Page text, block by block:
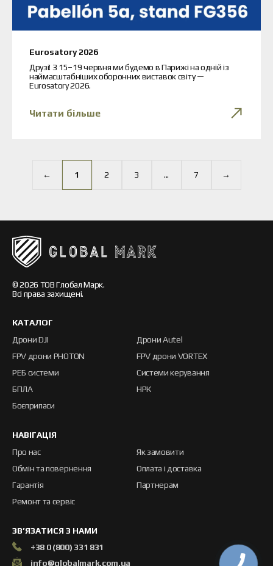
Eurosatory 2026
Друзі! З 15–19 червня ми будемо в Парижі на одній із
наймасштабніших оборонних виставок світу —
Eurosatory 2026.
Читати більше
← 1 2 3 ... 7 →
© 2026 ТОВ Глобал Марк.
Всі права захищені.
КАТАЛОГ
Дрони DJI
Дрони Autel
FPV дрони PHOTON
FPV дрони VORTEX
РЕБ системи
Системи керування
БПЛА
НРК
Боєприпаси
НАВІГАЦІЯ
Про нас
Як замовити
Обмін та повернення
Оплата і доставка
Гарантія
Партнерам
Ремонт та сервіс
ЗВ’ЯЗАТИСЯ З НАМИ
+38 0 (800) 331 831
info@globalmark.com.ua